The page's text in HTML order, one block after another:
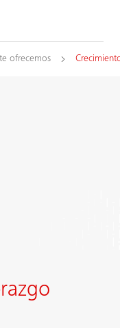
ofrecemos